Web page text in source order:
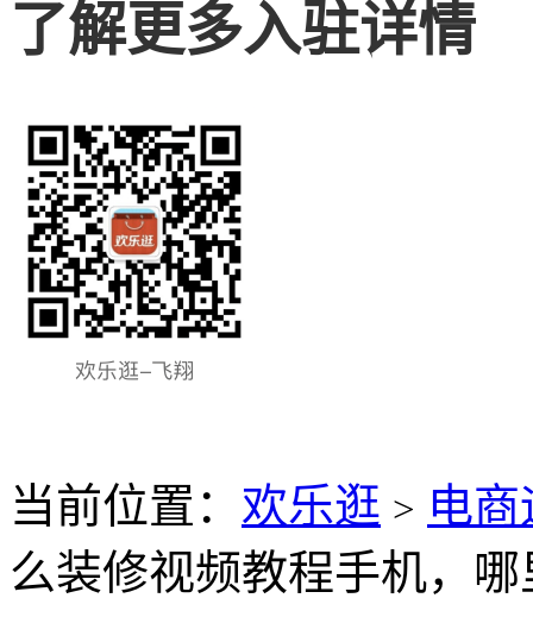
了解更多入驻详情
当前位置： 欢乐逛 > 电
么装修视频教程手机，